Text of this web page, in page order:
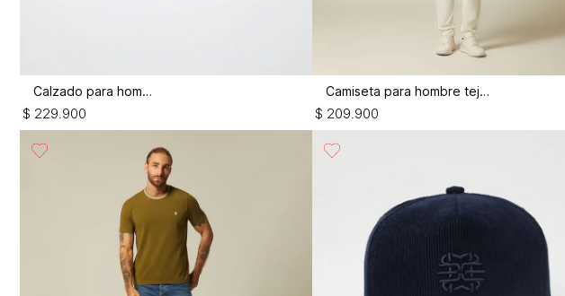
Calzado para hombre
$ 229.900
Camiseta para hombre tejida
$ 209.900